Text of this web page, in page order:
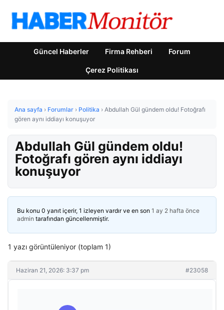
Güncel Haberler Firma Rehberi Forum
Çerez Politikası
Ana sayfa › Forumlar › Politika › Abdullah Gül gündem oldu! Fotoğrafı
gören aynı iddiayı konuşuyor
Abdullah Gül gündem oldu!
Fotoğrafı gören aynı iddiayı
konuşuyor
Bu konu 0 yanıt içerir, 1 izleyen vardır ve en son 1 ay 2 hafta önce
admin tarafından güncellenmiştir.
1 yazı görüntüleniyor (toplam 1)
Haziran 21, 2026: 3:37 pm #23058